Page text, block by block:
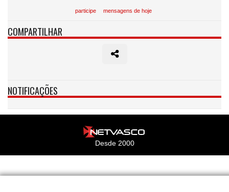
participe mensagens de hoje
COMPARTILHAR
NOTIFICAÇÕES
Desde 2000